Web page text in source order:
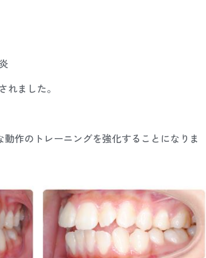
ました。
作のトレーニングを強化することになりま